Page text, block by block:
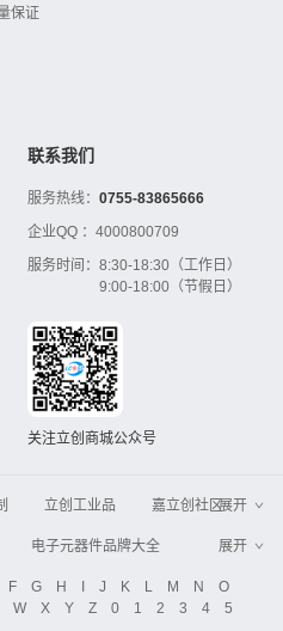
保证
联系我们
服务热线： 0755-83865666
企业QQ ： 4000800709
服务时间： 8:30-18:30（工作日）
9:00-18:00（节假日）
关注立创商城公众号
立创工业品
嘉立创社区
嘉立创PCB
嘉立创FA
ZXHPCB
展开
电子元器件品牌大全
机电设备
电子工程网
21icsearch 电子展
展开
F G H I J K L M N
O
W X Y Z 0 1 2 3 4
5